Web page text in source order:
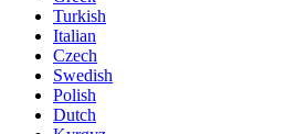
Turkish
Italian
Czech
Swedish
Polish
Dutch